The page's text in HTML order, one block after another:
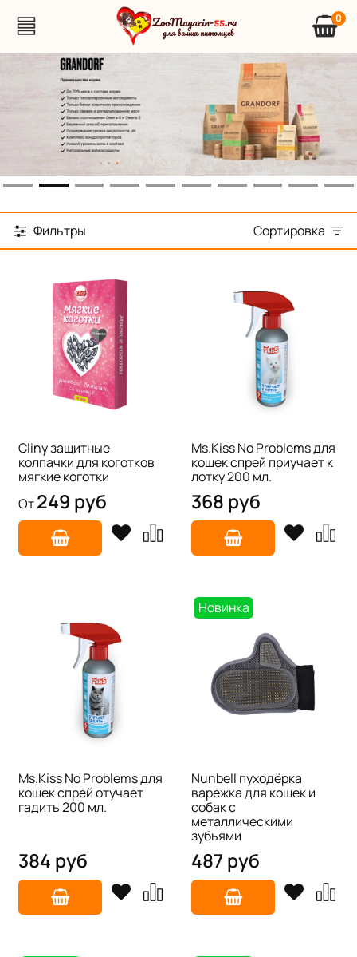
0
Фильтры Сортировка
Cliny защитные
колпачки для коготков
мягкие коготки
От249 руб
Ms.Kiss No Problems для
кошек cпрей приучает к
лотку 200 мл.
368 руб
Ms.Kiss No Problems для
кошек спрей отучает
гадить 200 мл.
384 руб
Новинка
Nunbell пуходёрка
варежка для кошек и
собак с
металлическими
зубьями
487 руб